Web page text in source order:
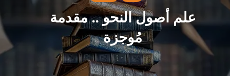
علم أصول النحو .. مقدمة
مُوجزة